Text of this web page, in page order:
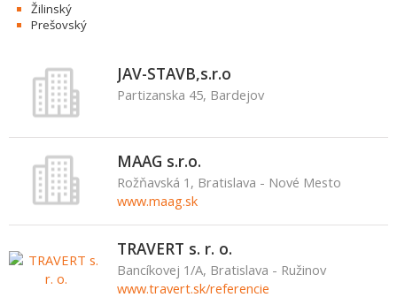
Žilinský
Prešovský
JAV-STAVB,s.r.o
Partizanska 45, Bardejov
MAAG s.r.o.
Rožňavská 1, Bratislava - Nové Mesto
www.maag.sk
TRAVERT s. r. o.
Bancíkovej 1/A, Bratislava - Ružinov
www.travert.sk/referencie